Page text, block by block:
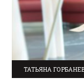
ТАТЬЯНА